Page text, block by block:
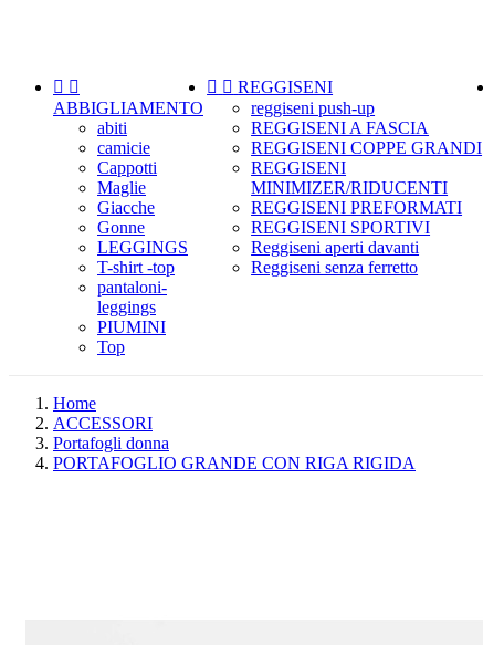
 
ABBIGLIAMENTO
abiti
camicie
Cappotti
Maglie
Giacche
Gonne
LEGGINGS
T-shirt -top
pantaloni-
leggings
PIUMINI
Top
  REGGISENI
reggiseni push-up
REGGISENI A FASCIA
REGGISENI COPPE GRANDI
REGGISENI
MINIMIZER/RIDUCENTI
REGGISENI PREFORMATI
REGGISENI SPORTIVI
Reggiseni aperti davanti
Reggiseni senza ferretto
Home
ACCESSORI
Portafogli donna
PORTAFOGLIO GRANDE CON RIGA RIGIDA